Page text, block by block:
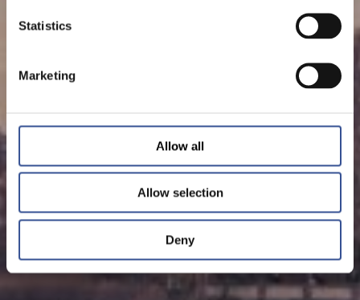
Statistics
Marketing
Allow all
Allow selection
Deny